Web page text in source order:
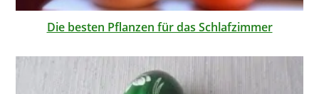
Die besten Pflanzen für das Schlafzimmer